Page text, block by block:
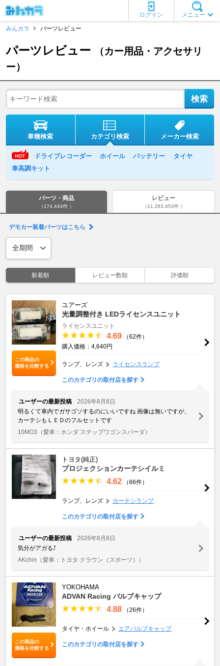
メニュー
ログイン
みんカラ
パーツレビュー
パーツレビュー
（カー用品・アクセサリ
ー）
車種検索 カテゴリ検索 メーカー検索
ドライブレコーダー ホイール バッテリー
タイヤ
車高調キット
パーツ・商品
（174,444件 ）
レビュー
（11,283,453件 ）
デモカー装着パーツはこちら
新着順 レビュー数順 評価順
この商品の
価格を比較する
ユアーズ
光量調整付き LEDライセンスユニット
ライセンスユニット
4.69
（62件）
購入価格：4,640円
ランプ、レンズ ライセンスランプ
このカテゴリの取付店を探す
ユーザーの最新投稿
2026年8月8日
明るくて車内でガサゴソするのにいいですね 画像は無いですが、
カーテシもＬＥＤのフルセットです
10MO3 （愛車：ホンダ ステップワゴンスパーダ）
トヨタ(純正)
プロジェクションカーテシイルミ
4.62 （66件）
ランプ、レンズ カーテシランプ
このカテゴリの取付店を探す
ユーザーの最新投稿
2026年8月8日
気分がアガる⤴️
AKchin （愛車：トヨタ クラウン（スポーツ））
この商品の
価格を比較する
YOKOHAMA
ADVAN Racing バルブキャップ
4.88 （26件）
タイヤ・ホイール エアバルブキャップ
このカテゴリの取付店を探す